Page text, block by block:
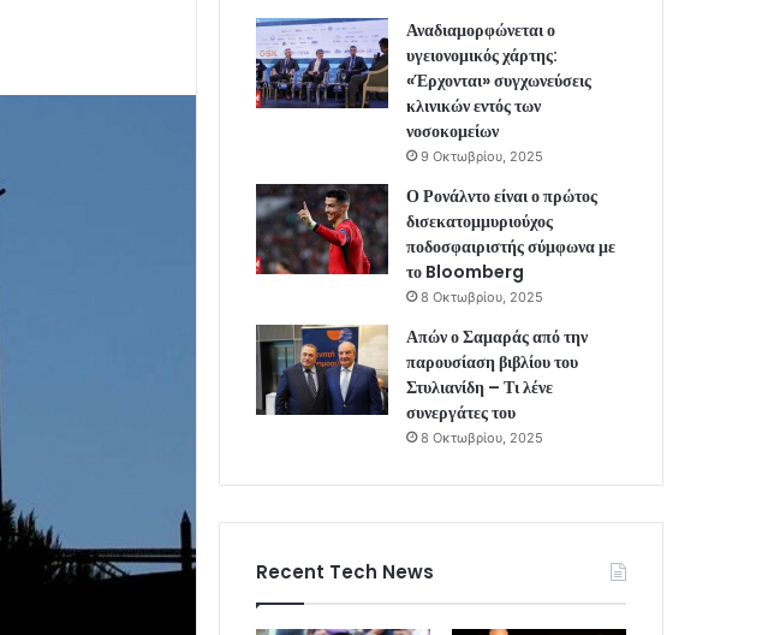
Αναδιαμορφώνεται ο
υγειονομικός χάρτης:
«Έρχονται» συγχωνεύσεις
κλινικών εντός των
νοσοκομείων
9 Οκτωβρίου, 2025
Ο Ρονάλντο είναι ο πρώτος
δισεκατομμυριούχος
ποδοσφαιριστής σύμφωνα με
το Bloomberg
8 Οκτωβρίου, 2025
Απών ο Σαμαράς από την
παρουσίαση βιβλίου του
Στυλιανίδη – Τι λένε
συνεργάτες του
8 Οκτωβρίου, 2025
Recent Tech News